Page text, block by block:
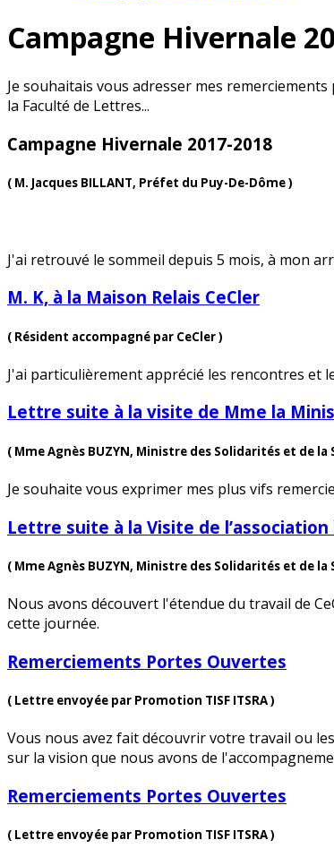
Campagne Hivernale
Je souhaitais vous adresser mes
la Faculté de Lettres...
Campagne Hivernale 2017-2018
( M. Jacques BILLANT, Préfet du Puy-De-Dôme )
J'ai retrouvé le sommeil depuis 5 mois, à mon
M. K, à la Maison Relais CeCler
( Résident accompagné par CeCler )
J'ai particulièrement apprécié les rencontres et
Lettre suite à la visite de Mme la
( Mme Agnès BUZYN, Ministre des Solidarités et de la
Je souhaite vous exprimer mes plus vifs
Lettre suite à la Visite de
( Mme Agnès BUZYN, Ministre des Solidarités et de la
Nous avons découvert l'étendue du travail de
cette journée.
Remerciements Portes Ouvertes
( Lettre envoyée par Promotion TISF ITSRA )
Vous nous avez fait découvrir votre travail ou
sur la vision que nous avons de
Remerciements Portes Ouvertes
( Lettre envoyée par Promotion TISF ITSRA )